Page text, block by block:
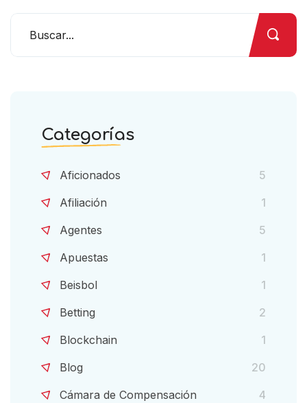
Categorías
Aficionados
5
Afiliación
1
Agentes
5
Apuestas
1
Beisbol
1
Betting
2
Blockchain
1
Blog
20
Cámara de Compensación
4